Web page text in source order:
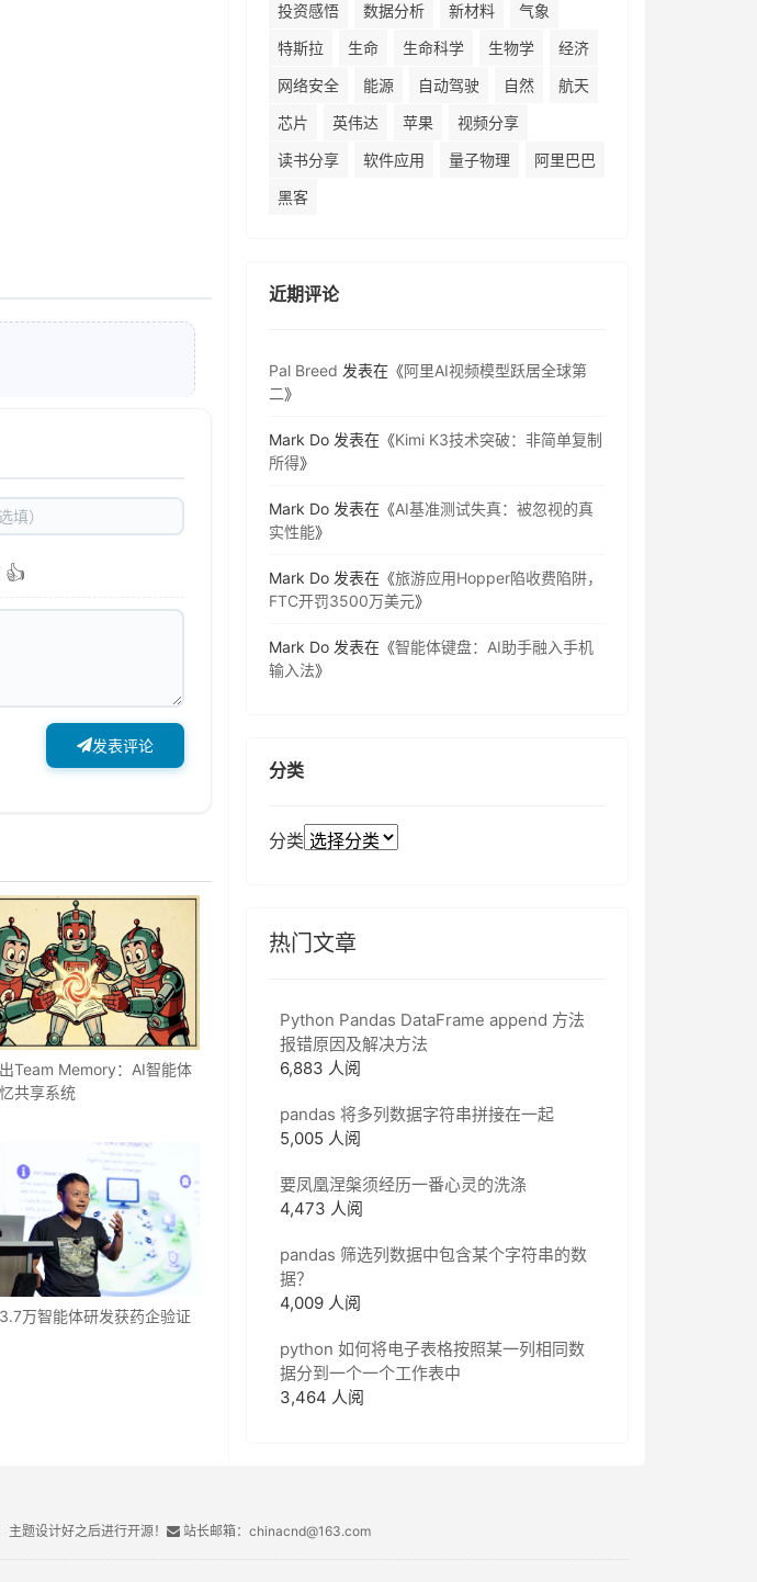
👍
发表评论
Team Memory：AI智能体
共享系统
万智能体研发获药企验证
投资感悟
数据分析 新材料
气象
特斯拉
生命 生命科学 生物学
经济
网络安全
能源 自动驾驶 自然
航天
芯片
英伟达 苹果
视频分享
读书分享
软件应用 量子物理
阿里巴巴
黑客
近期评论
Pal Breed 发表在《阿里AI视频模型跃居全球第
二》
Mark Do 发表在《Kimi K3技术突破：非简单复制
所得》
Mark Do 发表在《AI基准测试失真：被忽视的真
实性能》
Mark Do 发表在《旅游应用Hopper陷收费陷阱，
FTC开罚3500万美元》
Mark Do 发表在《智能体键盘：AI助手融入手机
输入法》
分类
分类
热门文章
Python Pandas DataFrame append 方法
报错原因及解决方法
6,883 人阅
pandas 将多列数据字符串拼接在一起
5,005 人阅
要凤凰涅槃须经历一番心灵的洗涤
4,473 人阅
pandas 筛选列数据中包含某个字符串的数
据？
4,009 人阅
python 如何将电子表格按照某一列相同数
据分到一个一个工作表中
3,464 人阅
题设计好之后进行开源！ 站长邮箱：chinacnd@163.com